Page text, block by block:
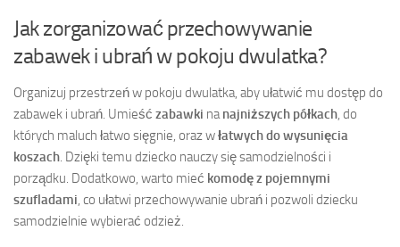
Jak zorganizować przechowywanie
zabawek i ubrań w pokoju dwulatka?
Organizuj przestrzeń w pokoju dwulatka, aby ułatwić mu dostęp do
zabawek i ubrań. Umieść zabawki nanajniższych półkach, do
których maluch łatwo sięgnie, oraz włatwych do wysunięcia
koszach. Dzięki temu dziecko nauczy się samodzielności i
porządku. Dodatkowo, warto mieć komodę z pojemnymi
szufladami, co ułatwi przechowywanie ubrań i pozwoli dziecku
samodzielnie wybierać odzież.